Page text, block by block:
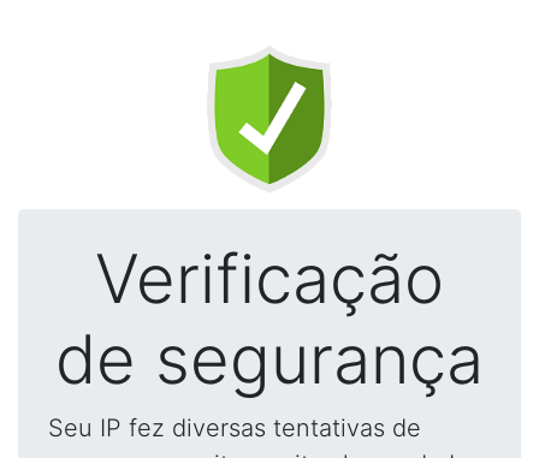
Verificação
de segurança
Seu IP fez diversas tentativas de